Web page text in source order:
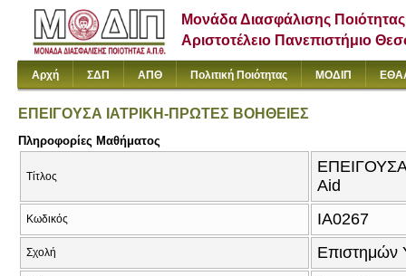
Μονάδα Διασφάλισης Ποιότητας
Αριστοτέλειο Πανεπιστήμιο
Αρχή ΣΔΠ ΑΠΘ Πολιτική Ποιότητας ΜΟΔΙΠ
ΕΠΕΙΓΟΥΣΑ ΙΑΤΡΙΚΗ-ΠΡΩΤΕΣ ΒΟΗΘΕΙΕΣ
Πληροφορίες Μαθήματος
Τίτλος
Aid
Κωδικός ΙΑ0267
Σχολή Επιστημών